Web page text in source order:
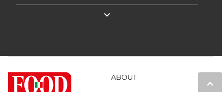
expand_more
keyboard_arrow_up
ABOUT